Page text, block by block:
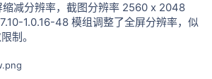
减分辨率，截图分辨率 2560 x 2048
1.0.16-48 模组调整了全屏分辨率，似
制。